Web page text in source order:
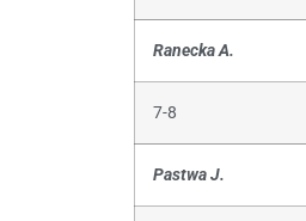
Ranecka A.
7-8
Pastwa J.